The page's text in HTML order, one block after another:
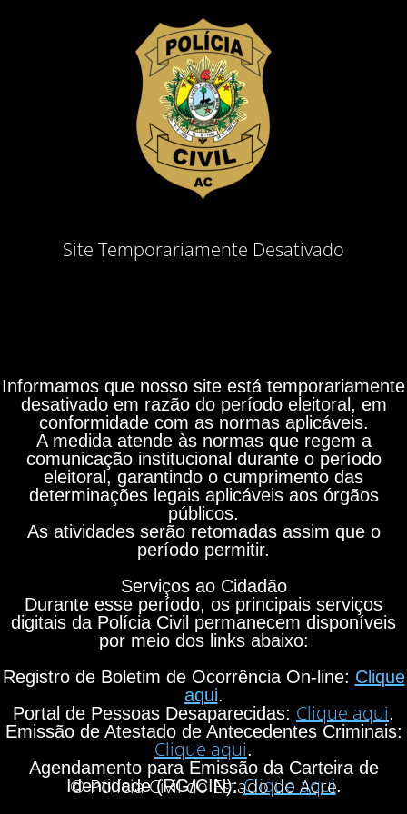
Site Temporariamente Desativado
Informamos que nosso site está temporariamente
desativado em razão do período eleitoral, em
conformidade com as normas aplicáveis.
A medida atende às normas que regem a
comunicação institucional durante o período
eleitoral, garantindo o cumprimento das
determinações legais aplicáveis aos órgãos
públicos.
As atividades serão retomadas assim que o
período permitir.
Serviços ao Cidadão
Durante esse período, os principais serviços
digitais da Polícia Civil permanecem disponíveis
por meio dos links abaixo:
Registro de Boletim de Ocorrência On-line: Clique
aqui.
Portal de Pessoas Desaparecidas: Clique aqui.
Emissão de Atestado de Antecedentes Criminais:
Clique aqui.
Agendamento para Emissão da Carteira de
Identidade (RG/CIN):Clique aqui.
© Polícia Civil do Estado do Acre